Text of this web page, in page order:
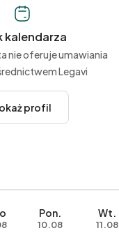
kalendarza
nie oferuje umawiania
Legavi
profil
Pon.
10.08
Wt.
11.08